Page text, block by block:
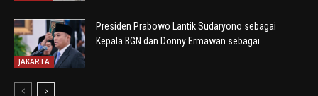
JAKARTA
Presiden Prabowo Lantik Sudaryono sebagai
Kepala BGN dan Donny Ermawan sebagai...